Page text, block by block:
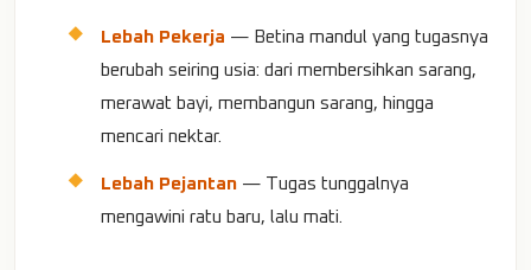
Lebah Pekerja — Betina mandul yang tugasnya
berubah seiring usia: dari membersihkan sarang,
merawat bayi, membangun sarang, hingga
mencari nektar.
Lebah Pejantan — Tugas tunggalnya
mengawini ratu baru, lalu mati.